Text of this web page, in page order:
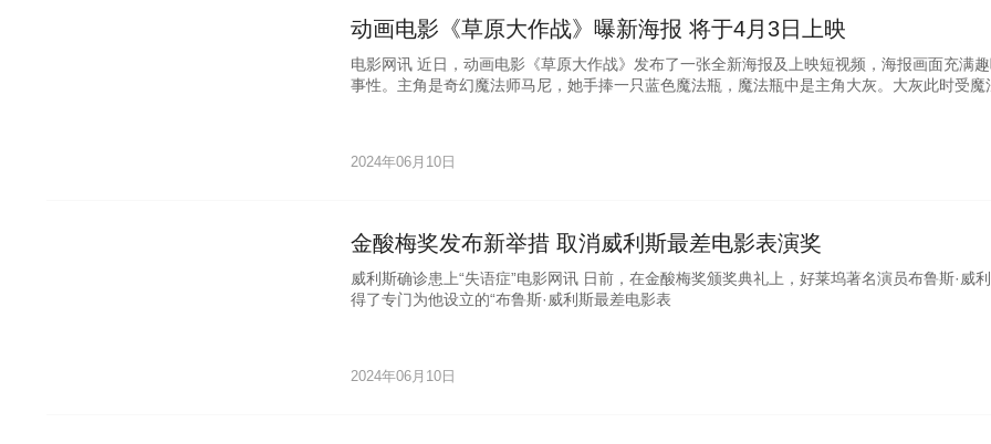
动画电影《草原大作战》曝新海报 将于4月3日上映
电影网讯 近日，动画电影《草原大作战》发布了一张全新海报及上映短视频，海报画面充满
事性。主角是奇幻魔法师马尼，她手捧一只蓝色魔法瓶，魔法瓶中是主角大灰。大灰此时受魔
2024年06月10日
金酸梅奖发布新举措 取消威利斯最差电影表演奖
威利斯确诊患上“失语症”电影网讯 日前，在金酸梅奖颁奖典礼上，好莱坞著名演员布鲁斯·威
得了专门为他设立的“布鲁斯·威利斯最差电影表
2024年06月10日